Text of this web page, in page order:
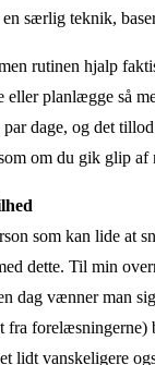
særlig teknik,
rutinen hjalp
eller planlægge så
dage, og det
om du gik glip af
som kan lide at
dette. Til min
dag vænner man
fra forelæsningerne)
lidt vanskeligere